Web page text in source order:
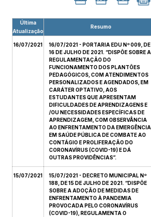
Última
Atualização
Resumo
16/07/2021
16/07/2021 - PORTARIA EDU Nº 009, DE
16 DE JULHO DE 2021. “DISPÕE SOBRE A
REGULAMENTAÇÃO DO
FUNCIONAMENTO DOS PLANTÕES
PEDAGÓGICOS, COM ATENDIMENTOS
PERSONALIZADOS E AGENDADOS, EM
CARÁTER OPTATIVO, AOS
ESTUDANTES QUE APRESENTAM
DIFICULDADES DE APRENDIZAGENS E
/OU NECESSIDADES ESPECÍFICAS DE
APRENDIZAGEM, COM OBSERVÂNCIA
AO ENFRENTAMENTO DA EMERGÊNCIA
EM SAÚDE PÚBLICA DE COMBATE AO
CONTÁGIO E PROLIFERAÇÃO DO
CORONAVÍRUS (COVID-19) E DÁ
OUTRAS PROVIDÊNCIAS”.
15/07/2021
15/07/2021 - DECRETO MUNICIPAL Nº
188, DE 15 DE JULHO DE 2021. “DISPÕE
SOBRE A ADOÇÃO DE MEDIDAS DE
ENFRENTAMENTO À PANDEMIA
PROVOCADA PELO CORONAVÍRUS
(COVID-19), REGULAMENTA O